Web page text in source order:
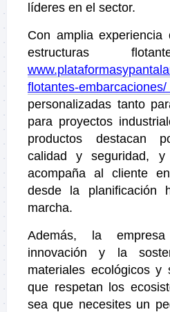
líderes en el sector.
Con amplia
estructuras
flotantes-embarcaciones/
personalizadas tanto
para proyectos
productos destacan
calidad y seguridad,
acompaña al cliente
desde la planificación
marcha.
Además, la
innovación y la
materiales ecológicos y
que respetan los
sea que necesites un